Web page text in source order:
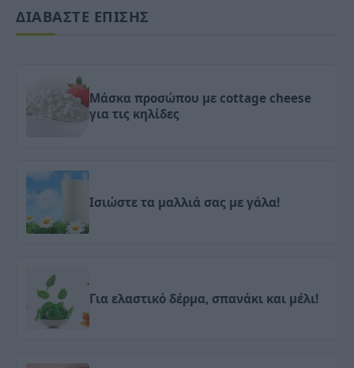
ΔΙΑΒΑΣΤΕ ΕΠΙΣΗΣ
Μάσκα προσώπου με cottage cheese
για τις κηλίδες
Ισιώστε τα μαλλιά σας με γάλα!
Για ελαστικό δέρμα, σπανάκι και μέλι!